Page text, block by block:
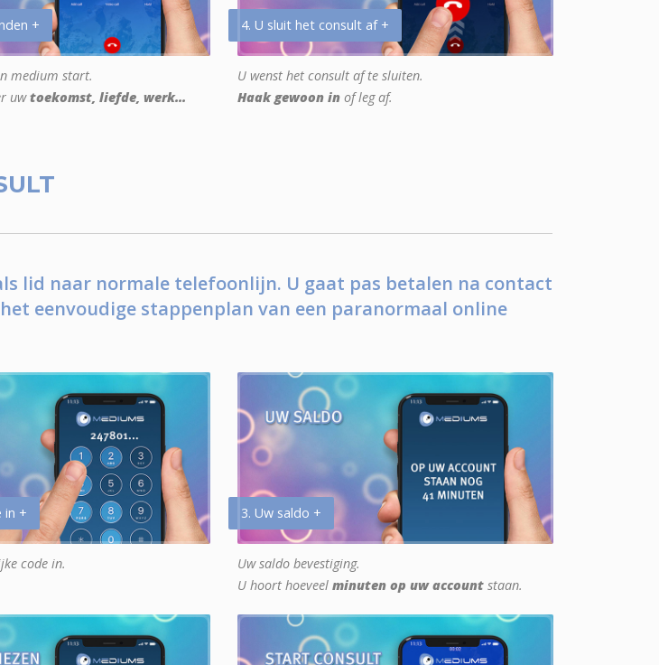
+
medium start.
uwtoekomst, liefde, werk...
4. U sluit het consult af +
U wenst het consult af te sluiten.
Haak gewoon in of leg af.
lid naar normale telefoonlijn. U gaat pas betalen na contact
eenvoudige stappenplan van een paranormaal online
in +
code in.
3. Uw saldo +
Uw saldo bevestiging.
U hoort hoeveel minuten op uw account staan.